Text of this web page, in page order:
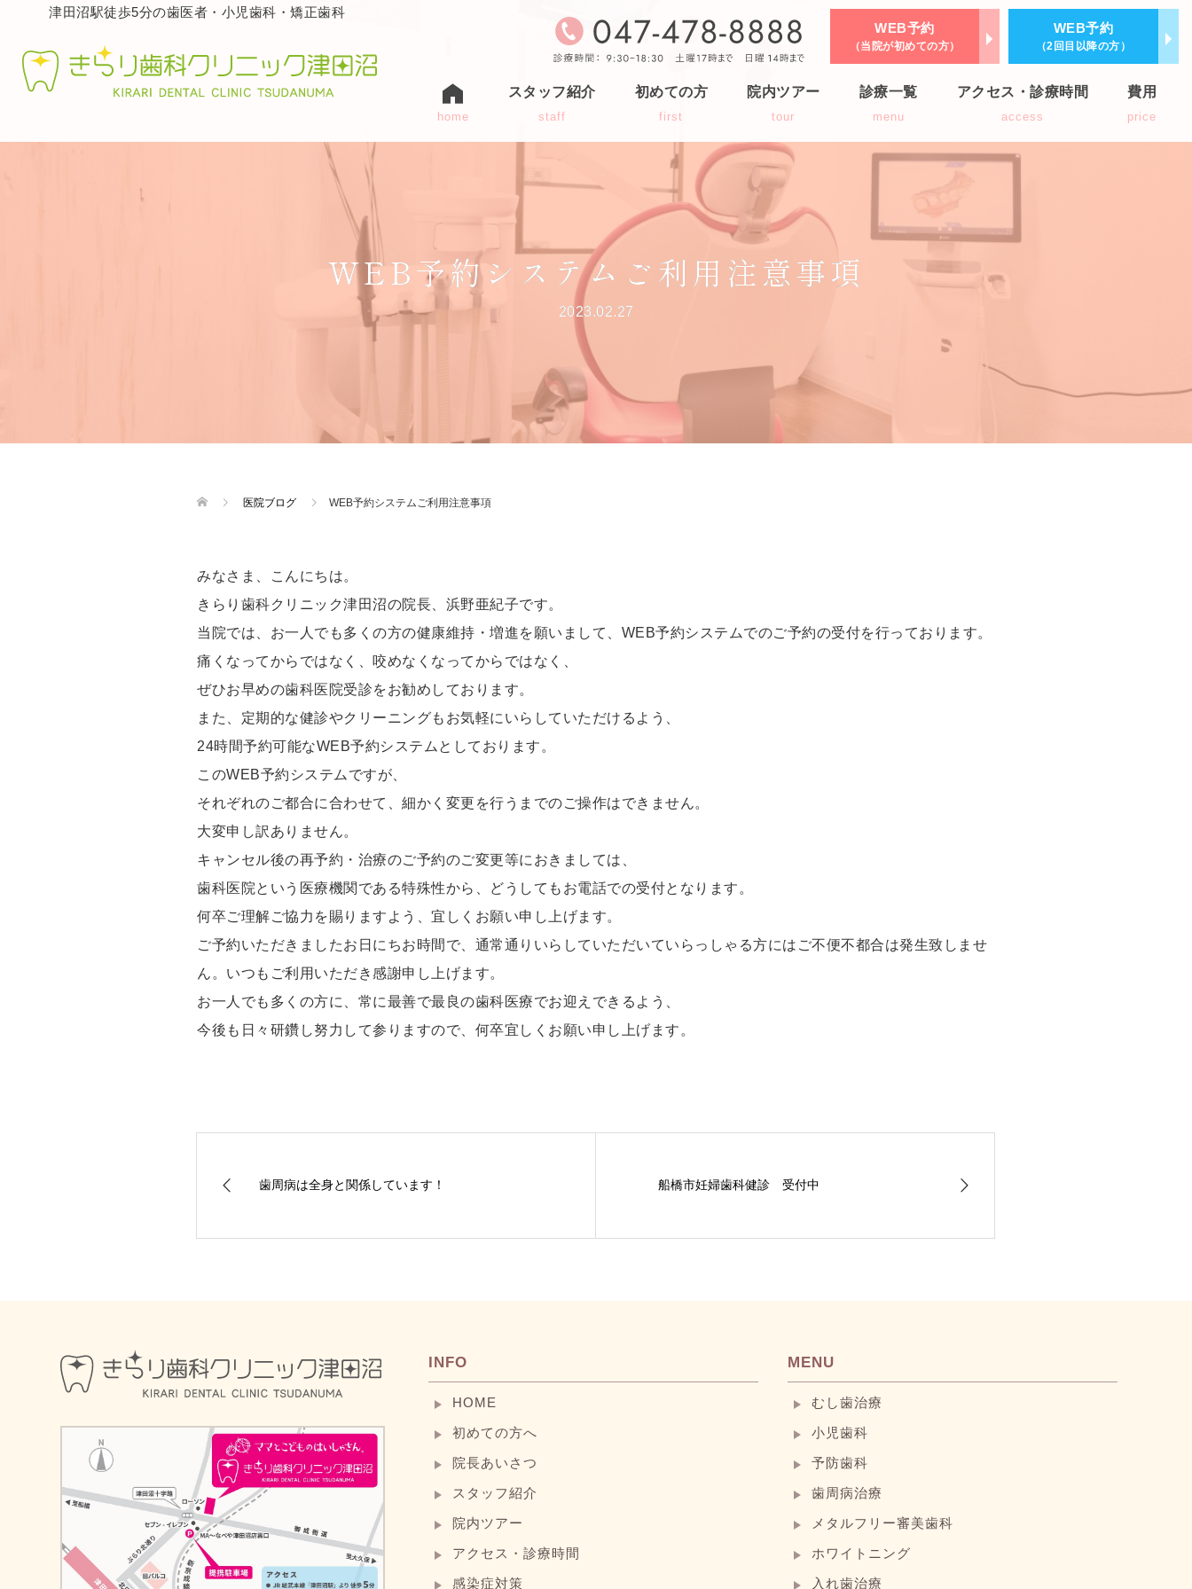
津田沼駅徒歩5分の歯医者・小児歯科・矯正歯科
WEB予約
（当院が初めての方）
WEB予約
（2回目以降の方）
home
スタッフ紹介
staff
初めての方
first
院内ツアー
tour
診療一覧
menu
アクセス・診療時間
access
費用
price
WEB予約システムご利用注意事項
2023.02.27
医院ブログ WEB予約システムご利用注意事項
みなさま、こんにちは。
きらり歯科クリニック津田沼の院長、浜野亜紀子です。
当院では、お一人でも多くの方の健康維持・増進を願いまして、WEB予約システムでのご予約の受付を行っております。
痛くなってからではなく、咬めなくなってからではなく、
ぜひお早めの歯科医院受診をお勧めしております。
また、定期的な健診やクリーニングもお気軽にいらしていただけるよう、
24時間予約可能なWEB予約システムとしております。
このWEB予約システムですが、
それぞれのご都合に合わせて、細かく変更を行うまでのご操作はできません。
大変申し訳ありません。
キャンセル後の再予約・治療のご予約のご変更等におきましては、
歯科医院という医療機関である特殊性から、どうしてもお電話での受付となります。
何卒ご理解ご協力を賜りますよう、宜しくお願い申し上げます。
ご予約いただきましたお日にちお時間で、通常通りいらしていただいていらっしゃる方にはご不便不都合は発生致しませ
ん。いつもご利用いただき感謝申し上げます。
お一人でも多くの方に、常に最善で最良の歯科医療でお迎えできるよう、
今後も日々研鑽し努力して参りますので、何卒宜しくお願い申し上げます。
歯周病は全身と関係しています！ 船橋市妊婦歯科健診 受付中
INFO
HOME
初めての方へ
院長あいさつ
スタッフ紹介
院内ツアー
アクセス・診療時間
感染症対策
MENU
むし歯治療
小児歯科
予防歯科
歯周病治療
メタルフリー審美歯科
ホワイトニング
入れ歯治療